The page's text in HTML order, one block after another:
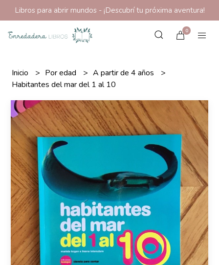
Libros para abrir mundos - ¡Descubrí tu próxima aventura!
0
Inicio Por edad
A partir de 4 años
Habitantes del mar del 1 al 10